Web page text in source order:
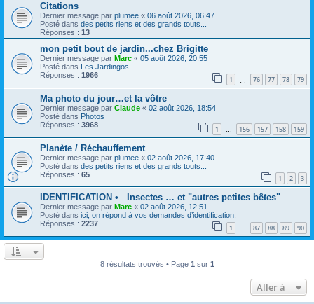
Citations
Dernier message par plumee « 06 août 2026, 06:47
Posté dans des petits riens et des grands touts...
Réponses : 13
mon petit bout de jardin...chez Brigitte
Dernier message par Marc « 05 août 2026, 20:55
Posté dans Les Jardingos
Réponses : 1966 1 76 77 78 79
Ma photo du jour…et la vôtre
Dernier message par Claude « 02 août 2026, 18:54
Posté dans Photos
Réponses : 3968 1 … 156 157 158 159
Planète / Réchauffement
Dernier message par plumee « 02 août 2026, 17:40
Posté dans des petits riens et des grands touts...
Réponses : 65 1 2 3
IDENTIFICATION • Insectes … et "autres petites bêtes"
Dernier message par Marc « 02 août 2026, 12:51
Posté dans ici, on répond à vos demandes d’identification.
Réponses : 2237 1 … 87 88 89 90
8 résultats trouvés • Page 1 sur 1
Aller à